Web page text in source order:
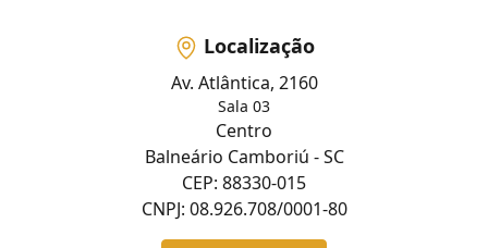
Localização
Av. Atlântica, 2160
Sala 03
Centro
Balneário Camboriú - SC
CEP: 88330-015
CNPJ: 08.926.708/0001-80